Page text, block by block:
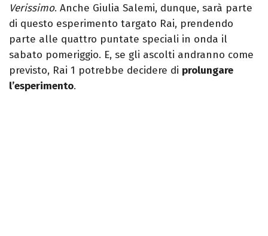
Verissimo. Anche Giulia Salemi, dunque, sarà parte
di questo esperimento targato Rai, prendendo
parte alle quattro puntate speciali in onda il
sabato pomeriggio. E, se gli ascolti andranno come
previsto, Rai 1 potrebbe decidere di prolungare
l’esperimento.